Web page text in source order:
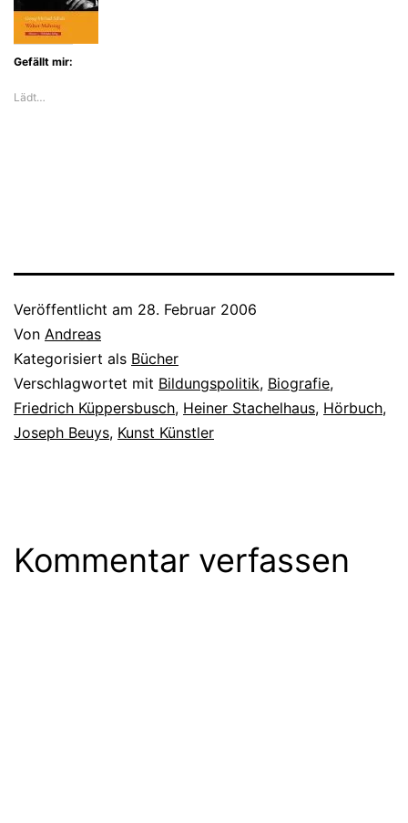
Gefällt mir:
Lädt…
Veröffentlicht am 28. Februar 2006
Von Andreas
Kategorisiert als Bücher
Verschlagwortet mit Bildungspolitik, Biografie,
Friedrich Küppersbusch, Heiner Stachelhaus, Hörbuch,
Joseph Beuys, Kunst Künstler
Kommentar verfassen